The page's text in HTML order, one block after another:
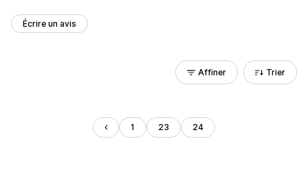
Écrire un avis
Affiner Trier
1 23 24